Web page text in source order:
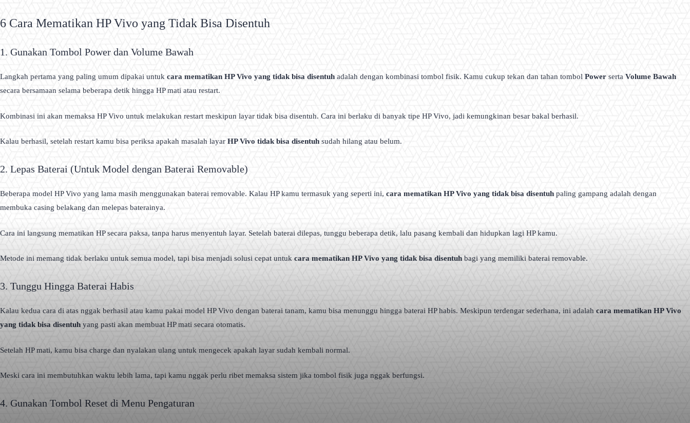
6 Cara Mematikan HP Vivo yang Tidak Bisa Disentuh
1. Gunakan Tombol Power dan Volume Bawah
Langkah pertama yang paling umum dipakai untuk cara mematikan HP Vivo yang tidak bisa disentuh adalah dengan kombinasi tombol fisik. Kamu cukup tekan dan tahan tombol Power serta Volume Bawah
secara bersamaan selama beberapa detik hingga HP mati atau restart.
Kombinasi ini akan memaksa HP Vivo untuk melakukan restart meskipun layar tidak bisa disentuh. Cara ini berlaku di banyak tipe HP Vivo, jadi kemungkinan besar bakal berhasil.
Kalau berhasil, setelah restart kamu bisa periksa apakah masalah layar HP Vivo tidak bisa disentuh sudah hilang atau belum.
2. Lepas Baterai (Untuk Model dengan Baterai Removable)
Beberapa model HP Vivo yang lama masih menggunakan baterai removable. Kalau HP kamu termasuk yang seperti ini, cara mematikan HP Vivo yang tidak bisa disentuh paling gampang adalah dengan
membuka casing belakang dan melepas baterainya.
Cara ini langsung mematikan HP secara paksa, tanpa harus menyentuh layar. Setelah baterai dilepas, tunggu beberapa detik, lalu pasang kembali dan hidupkan lagi HP kamu.
Metode ini memang tidak berlaku untuk semua model, tapi bisa menjadi solusi cepat untuk cara mematikan HP Vivo yang tidak bisa disentuh bagi yang memiliki baterai removable.
3. Tunggu Hingga Baterai Habis
Kalau kedua cara di atas nggak berhasil atau kamu pakai model HP Vivo dengan baterai tanam, kamu bisa menunggu hingga baterai HP habis. Meskipun terdengar sederhana, ini adalah cara mematikan HP Vivo
yang tidak bisa disentuh yang pasti akan membuat HP mati secara otomatis.
Setelah HP mati, kamu bisa charge dan nyalakan ulang untuk mengecek apakah layar sudah kembali normal.
Meski cara ini membutuhkan waktu lebih lama, tapi kamu nggak perlu ribet memaksa sistem jika tombol fisik juga nggak berfungsi.
4. Gunakan Tombol Reset di Menu Pengaturan